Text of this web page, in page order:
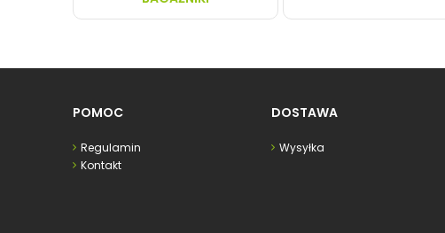
POMOC
Regulamin
Kontakt
DOSTAWA
Wysyłka